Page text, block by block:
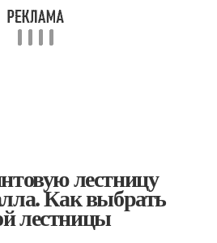
лестницу
Как выбрать
лестницы